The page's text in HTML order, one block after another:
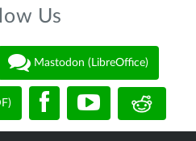
Us
Mastodon (LibreOffice)